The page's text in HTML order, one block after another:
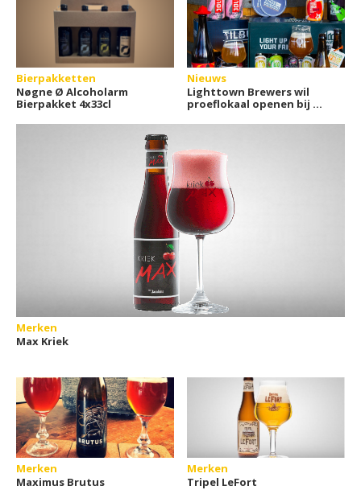
Bierpakketten
Nøgne Ø Alcoholarm
Bierpakket 4x33cl
Nieuws
Lighttown Brewers wil
proeflokaal openen bij de
Merken
Max Kriek
Merken
Maximus Brutus
Merken
Tripel LeFort